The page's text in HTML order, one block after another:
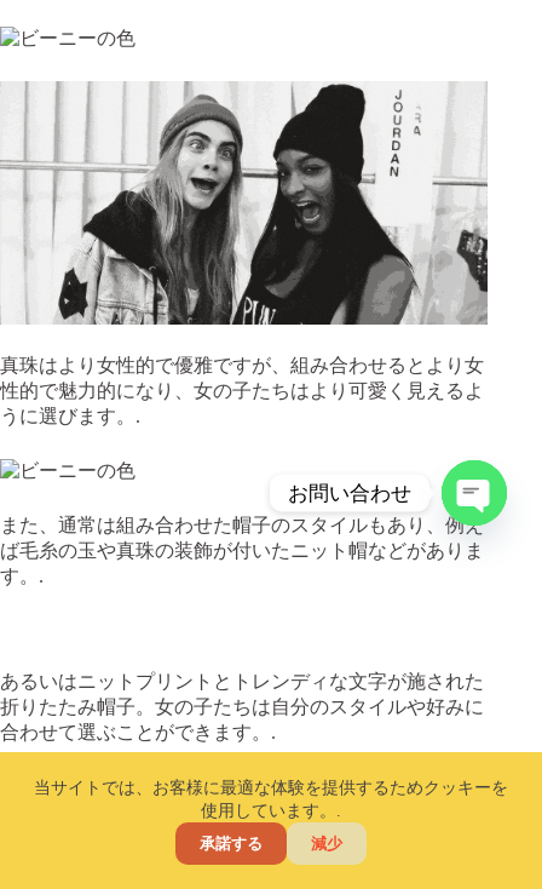
当サイトでは、お客様に最適な体験を提供するためクッキーを
使用しています。.
承諾する
減少
真珠はより女性的で優雅ですが、組み合わせるとより女
性的で魅力的になり、女の子たちはより可愛く見えるよ
うに選びます。.
また、通常は組み合わせた帽子のスタイルもあり、例え
ば毛糸の玉や真珠の装飾が付いたニット帽などがありま
す。.
あるいはニットプリントとトレンディな文字が施された
折りたたみ帽子。女の子たちは自分のスタイルや好みに
合わせて選ぶことができます。.
2. モノクロームスタイル
お問い合わせ
チ
ャ
開
き